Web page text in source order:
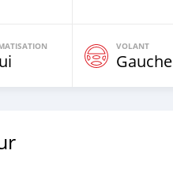
VOLANT
Gauche